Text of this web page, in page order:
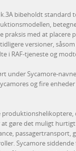
bibeholdt
praksis med at
versioner,
i RAF-tjeneste og
under Sycamore-
og fire
gøre det muligt
Sycamore